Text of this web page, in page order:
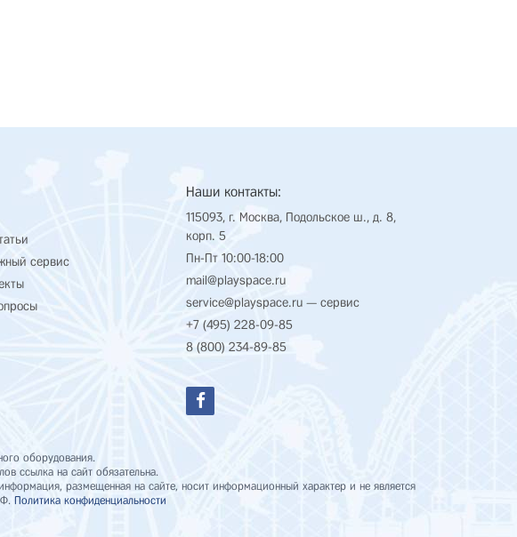
сервис
Наши контакты:
115093, г. Москва, Подольское ш., д. 8,
корп. 5
Пн-Пт 10:00-18:00
mail@playspace.ru
service@playspace.ru — сервис
+7 (495) 228-09-85
8 (800) 234-89-85
оборудования.
ссылка на сайт обязательна.
размещенная на сайте, носит информационный характер и не является
Политика конфиденциальности